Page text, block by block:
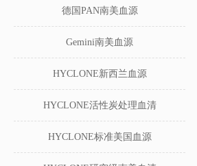
德国PAN南美血源
Gemini南美血源
HYCLONE新西兰血源
HYCLONE活性炭处理血清
HYCLONE标准美国血源